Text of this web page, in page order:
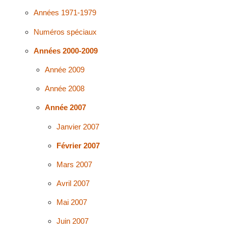
Années 1971-1979
Numéros spéciaux
Années 2000-2009
Année 2009
Année 2008
Année 2007
Janvier 2007
Février 2007
Mars 2007
Avril 2007
Mai 2007
Juin 2007